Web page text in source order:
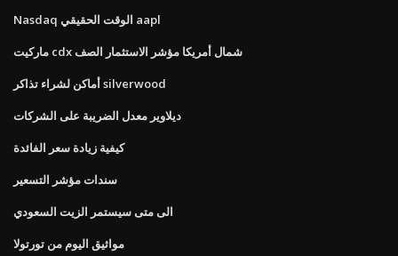
Nasdaq الوقت الحقيقي aapl
ماركيت cdx شمال أمريكا مؤشر الاستثمار الصف
أماكن لشراء تذاكر silverwood
ديلاوير معدل الضريبة على الشركات
كيفية زيادة سعر الفائدة
سندات مؤشر التسعير
الى متى سيستمر الزيت السعودي
مواثيق اليوم من تورتولا